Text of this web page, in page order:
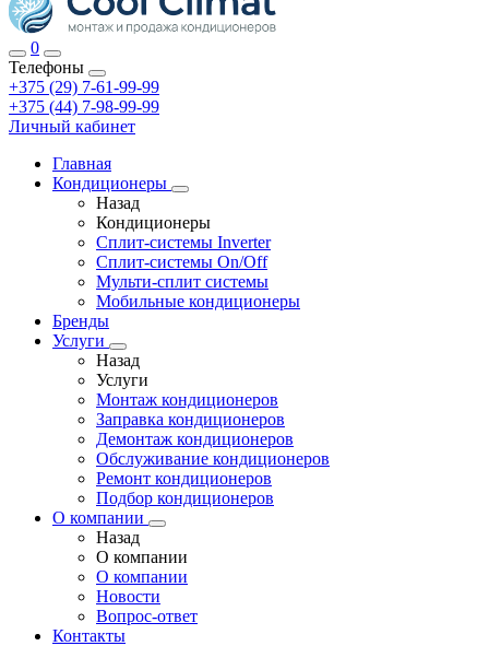
0
Телефоны
+375 (29) 7-61-99-99
+375 (44) 7-98-99-99
Личный кабинет
Главная
Кондиционеры
Назад
Кондиционеры
Сплит-системы Inverter
Сплит-системы On/Off
Мульти-сплит системы
Мобильные кондиционеры
Бренды
Услуги
Назад
Услуги
Монтаж кондиционеров
Заправка кондиционеров
Демонтаж кондиционеров
Обслуживание кондиционеров
Ремонт кондиционеров
Подбор кондиционеров
О компании
Назад
О компании
О компании
Новости
Вопрос-ответ
Контакты